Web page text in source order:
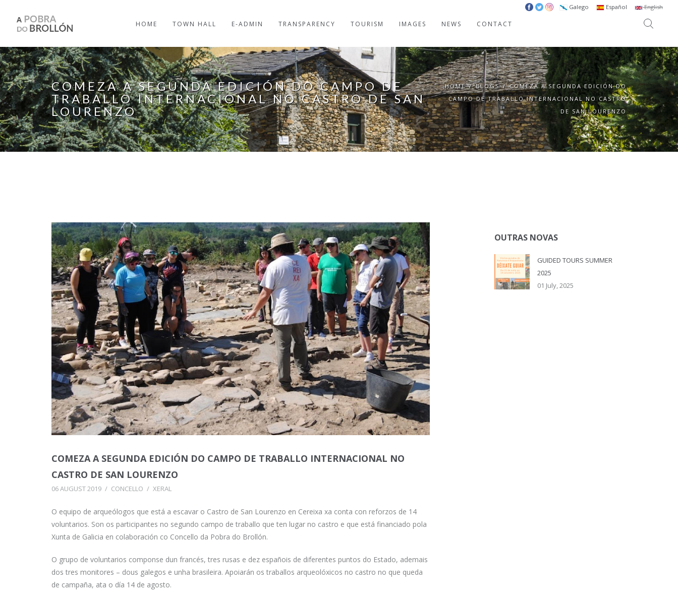
Galego Español English
HOME TOWN HALL E-ADMIN TRANSPARENCY TOURISM IMAGES NEWS CONTACT
COMEZA A SEGUNDA EDICIÓN DO CAMPO DE
TRABALLO INTERNACIONAL NO CASTRO DE SAN
LOURENZO
HOME / BLOGS / COMEZA A SEGUNDA EDICIÓN DO
CAMPO DE TRABALLO INTERNACIONAL NO CASTRO
DE SAN LOURENZO
COMEZA A SEGUNDA EDICIÓN DO CAMPO DE TRABALLO INTERNACIONAL NO
CASTRO DE SAN LOURENZO
06 AUGUST 2019 / CONCELLO / XERAL
O equipo de arqueólogos que está a escavar o Castro de San Lourenzo en Cereixa xa conta con reforzos de 14
voluntarios. Son os participantes no segundo campo de traballo que ten lugar no castro e que está financiado pola
Xunta de Galicia en colaboración co Concello da Pobra do Brollón.
O grupo de voluntarios componse dun francés, tres rusas e dez españois de diferentes puntos do Estado, ademais
dos tres monitores – dous galegos e unha brasileira. Apoiarán os traballos arqueolóxicos no castro no que queda
de campaña, ata o día 14 de agosto.
OUTRAS NOVAS
GUIDED TOURS SUMMER
2025
01 July, 2025